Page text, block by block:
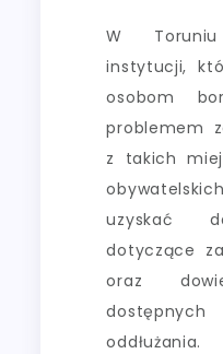
W
instytucji,
osobom
problemem
z takich
uzyskać
dotyczące
oraz